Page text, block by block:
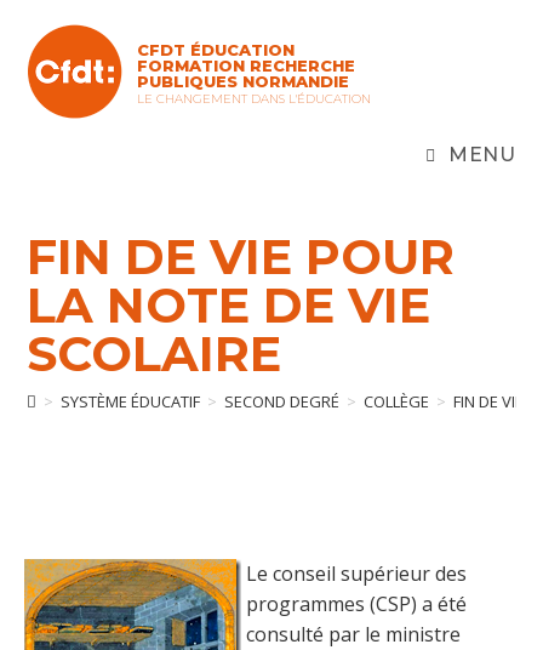
content
CFDT ÉDUCATION
FORMATION RECHERCHE
PUBLIQUES NORMANDIE
LE CHANGEMENT DANS L'ÉDUCATION
MENU
FIN DE VIE POUR
LA NOTE DE VIE
SCOLAIRE
> SYSTÈME ÉDUCATIF > SECOND DEGRÉ > COLLÈGE > FIN DE VIE
Le conseil supérieur des
programmes (CSP) a été
consulté par le ministre